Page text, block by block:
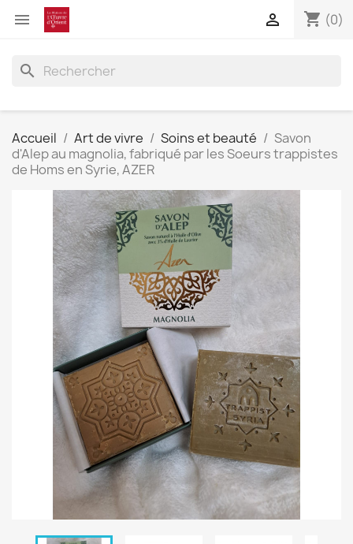
 shopping_cart (0)

search
Accueil Art de vivre Soins et beauté
Savon
d'Alep au magnolia, fabriqué par les Soeurs trappistes
de Homs en Syrie, AZER